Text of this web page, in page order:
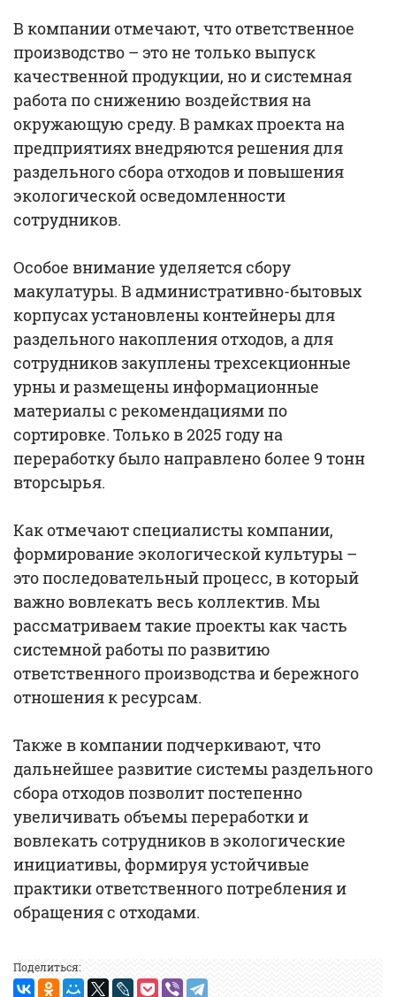
В компании отмечают, что ответственное
производство – это не только выпуск
качественной продукции, но и системная
работа по снижению воздействия на
окружающую среду. В рамках проекта на
предприятиях внедряются решения для
раздельного сбора отходов и повышения
экологической осведомленности
сотрудников.
Особое внимание уделяется сбору
макулатуры. В административно-бытовых
корпусах установлены контейнеры для
раздельного накопления отходов, а для
сотрудников закуплены трехсекционные
урны и размещены информационные
материалы с рекомендациями по
сортировке. Только в 2025 году на
переработку было направлено более 9 тонн
вторсырья.
Как отмечают специалисты компании,
формирование экологической культуры –
это последовательный процесс, в который
важно вовлекать весь коллектив. Мы
рассматриваем такие проекты как часть
системной работы по развитию
ответственного производства и бережного
отношения к ресурсам.
Также в компании подчеркивают, что
дальнейшее развитие системы раздельного
сбора отходов позволит постепенно
увеличивать объемы переработки и
вовлекать сотрудников в экологические
инициативы, формируя устойчивые
практики ответственного потребления и
обращения с отходами.
Поделиться: